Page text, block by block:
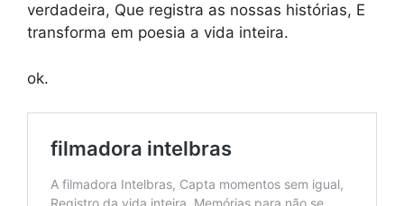
verdadeira, Que registra as nossas histórias, E
transforma em poesia a vida inteira.
ok.